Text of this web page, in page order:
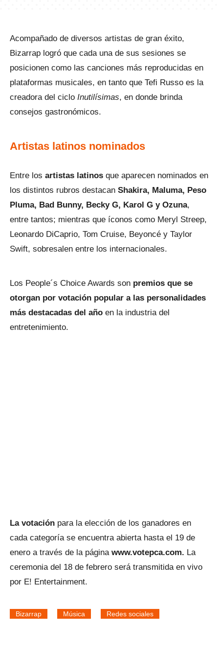
Acompañado de diversos artistas de gran éxito,
Bizarrap logró que cada una de sus sesiones se
posicionen como las canciones más reproducidas en
plataformas musicales, en tanto que Tefi Russo es la
creadora del ciclo Inutilísimas, en donde brinda
consejos gastronómicos.
Artistas latinos nominados
Entre los artistas latinos que aparecen nominados en
los distintos rubros destacan Shakira, Maluma, Peso
Pluma, Bad Bunny, Becky G, Karol G y Ozuna,
entre tantos; mientras que íconos como Meryl Streep,
Leonardo DiCaprio, Tom Cruise, Beyoncé y Taylor
Swift, sobresalen entre los internacionales.
Los People´s Choice Awards son premios que se
otorgan por votación popular a las personalidades
más destacadas del año en la industria del
entretenimiento.
La votación para la elección de los ganadores en
cada categoría se encuentra abierta hasta el 19 de
enero a través de la página www.votepca.com. La
ceremonia del 18 de febrero será transmitida en vivo
por E! Entertainment.
Bizarrap Música Redes sociales